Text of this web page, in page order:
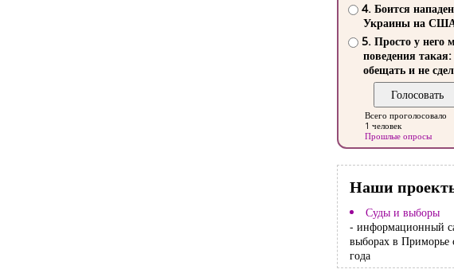
4. Боится
Украины на
5. Просто у него
поведения такая:
обещать и не
Всего проголосовало
1 человек
Прошлые опросы
Наши
Суды и выборы
- информационный
выборах в Приморье
года